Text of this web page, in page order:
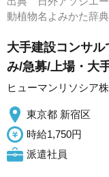
動植物名よみかた
大手建設コンサ
み/急募/上場・大
ヒューマンリソシア
東京都 新宿区
時給1,750円
派遣社員